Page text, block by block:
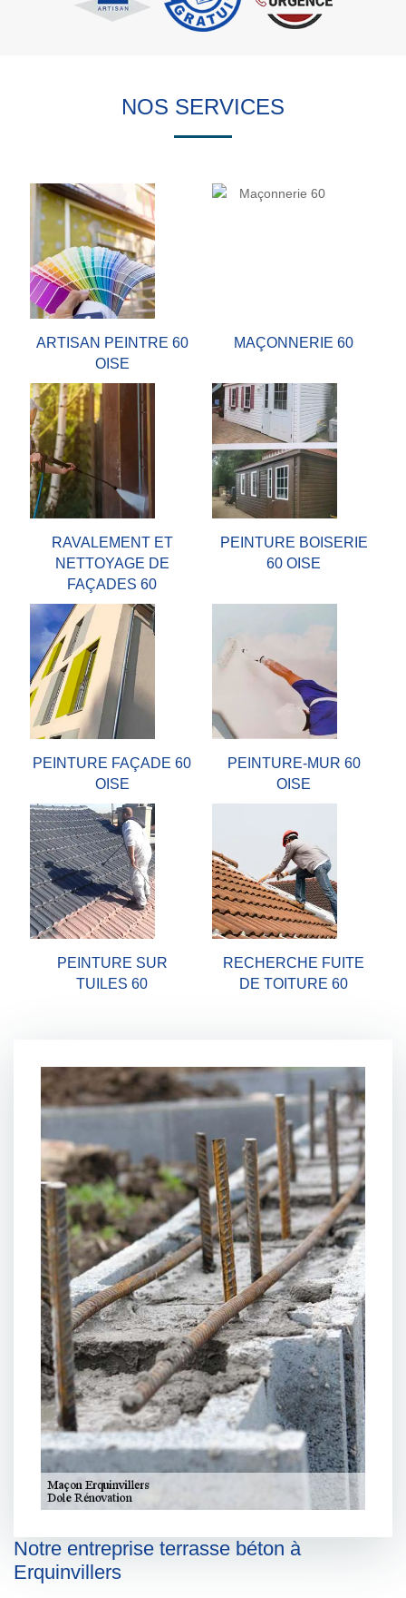
NOS SERVICES
ARTISAN PEINTRE 60
OISE
MAÇONNERIE 60
RAVALEMENT ET
NETTOYAGE DE
FAÇADES 60
PEINTURE BOISERIE
60 OISE
PEINTURE FAÇADE 60
OISE
PEINTURE-MUR 60
OISE
PEINTURE SUR
TUILES 60
RECHERCHE FUITE
DE TOITURE 60
Notre entreprise terrasse béton à
Erquinvillers